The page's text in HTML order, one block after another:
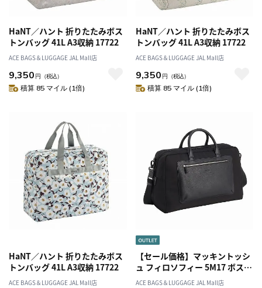
HaNT／ハント 折りたたみボス
トンバッグ 41L A3収納 17722
ACE BAGS＆LUGGAGE JAL Mall店
9,350 円 （税込）
積算 85 マイル (1倍)
HaNT／ハント 折りたたみボス
トンバッグ 41L A3収納 17722
ACE BAGS＆LUGGAGE JAL Mall店
9,350 円 （税込）
積算 85 マイル (1倍)
HaNT／ハント 折りたたみボス
トンバッグ 41L A3収納 17722
ACE BAGS＆LUGGAGE JAL Mall店
【セール価格】マッキントッシ
ュ フィロソフィー 5M17 ボスト
ンバッグ M 17735
ACE BAGS＆LUGGAGE JAL Mall店